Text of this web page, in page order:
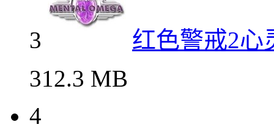
3
红色警戒2心
312.3 MB
4